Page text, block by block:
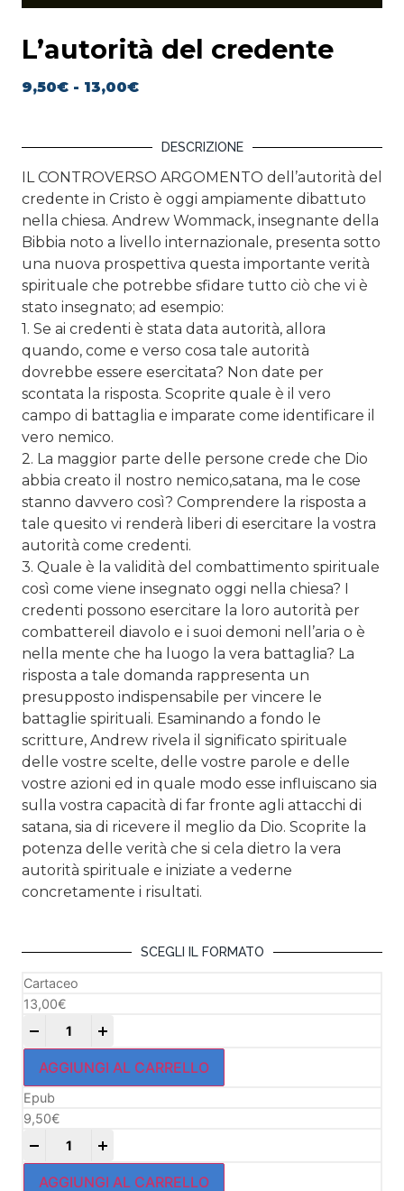
L’autorità del credente
9,50€ - 13,00€
DESCRIZIONE
IL CONTROVERSO ARGOMENTO dell’autorità del
credente in Cristo è oggi ampiamente dibattuto
nella chiesa. Andrew Wommack, insegnante della
Bibbia noto a livello internazionale, presenta sotto
una nuova prospettiva questa importante verità
spirituale che potrebbe sfidare tutto ciò che vi è
stato insegnato; ad esempio:
1. Se ai credenti è stata data autorità, allora
quando, come e verso cosa tale autorità
dovrebbe essere esercitata? Non date per
scontata la risposta. Scoprite quale è il vero
campo di battaglia e imparate come identificare il
vero nemico.
2. La maggior parte delle persone crede che Dio
abbia creato il nostro nemico,satana, ma le cose
stanno davvero così? Comprendere la risposta a
tale quesito vi renderà liberi di esercitare la vostra
autorità come credenti.
3. Quale è la validità del combattimento spirituale
così come viene insegnato oggi nella chiesa? I
credenti possono esercitare la loro autorità per
combattereil diavolo e i suoi demoni nell’aria o è
nella mente che ha luogo la vera battaglia? La
risposta a tale domanda rappresenta un
presupposto indispensabile per vincere le
battaglie spirituali. Esaminando a fondo le
scritture, Andrew rivela il significato spirituale
delle vostre scelte, delle vostre parole e delle
vostre azioni ed in quale modo esse influiscano sia
sulla vostra capacità di far fronte agli attacchi di
satana, sia di ricevere il meglio da Dio. Scoprite la
potenza delle verità che si cela dietro la vera
autorità spirituale e iniziate a vederne
concretamente i risultati.
SCEGLI IL FORMATO
Cartaceo
13,00€
AGGIUNGI AL CARRELLO
Epub
9,50€
AGGIUNGI AL CARRELLO